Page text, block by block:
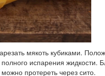
мякоть кубиками.
испарения
протереть через сито.